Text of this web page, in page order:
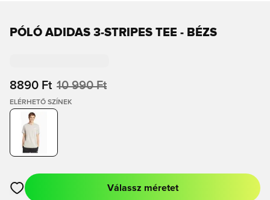
PÓLÓ ADIDAS 3-STRIPES TEE - BÉZS
8890 Ft 10 990 Ft
ELÉRHETŐ SZÍNEK
Megnyit egy modált a bejelentkezéshez vagy a tagként való
Válassz méretet